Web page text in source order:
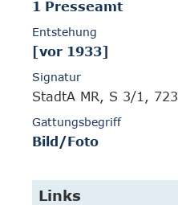
1 Presseamt
Entstehung
[vor 1933]
Signatur
StadtA MR, S 3/1, 723
Gattungsbegriff
Bild/Foto
Links